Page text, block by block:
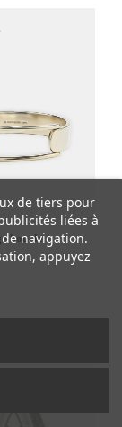
boucle -
de tiers pour
liées à
navigation.
appuyez